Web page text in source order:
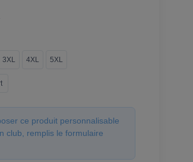
3XL 4XL 5XL
ce produit personnalisable
club, remplis le formulaire